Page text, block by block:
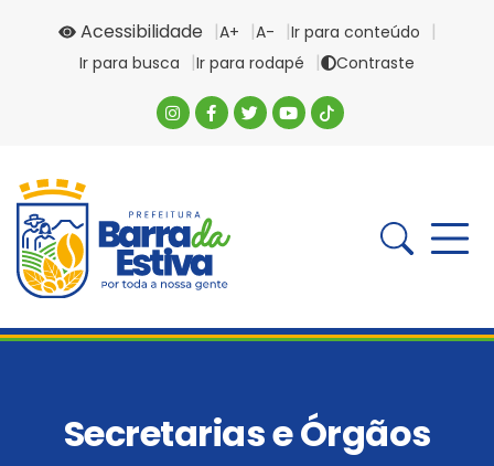
Acessibilidade A+ A-
Ir para conteúdo
Ir para busca
Ir para rodapé Contraste
Secretarias e Órgãos